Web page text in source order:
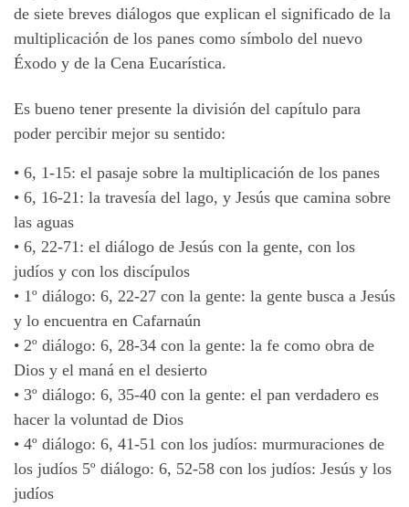
de siete breves diálogos que explican el significado de la
multiplicación de los panes como símbolo del nuevo
Éxodo y de la Cena Eucarística.
Es bueno tener presente la división del capítulo para
poder percibir mejor su sentido:
• 6, 1-15: el pasaje sobre la multiplicación de los panes
• 6, 16-21: la travesía del lago, y Jesús que camina sobre
las aguas
• 6, 22-71: el diálogo de Jesús con la gente, con los
judíos y con los discípulos
• 1º diálogo: 6, 22-27 con la gente: la gente busca a Jesús
y lo encuentra en Cafarnaún
• 2º diálogo: 6, 28-34 con la gente: la fe como obra de
Dios y el maná en el desierto
• 3º diálogo: 6, 35-40 con la gente: el pan verdadero es
hacer la voluntad de Dios
• 4º diálogo: 6, 41-51 con los judíos: murmuraciones de
los judíos 5º diálogo: 6, 52-58 con los judíos: Jesús y los
judíos